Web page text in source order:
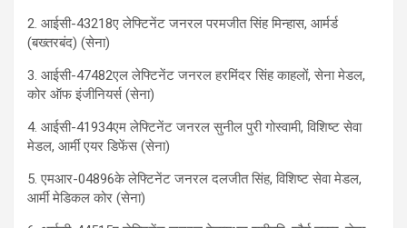
2. आईसी-43218ए लेफ्टिनेंट जनरल परमजीत सिंह मिन्हास, आर्मर्ड
(बख्तरबंद) (सेना)
3. आईसी-47482एल लेफ्टिनेंट जनरल हरमिंदर सिंह काहलों, सेना मेडल,
कोर ऑफ इंजीनियर्स (सेना)
4. आईसी-41934एम लेफ्टिनेंट जनरल सुनील पुरी गोस्वामी, विशिष्ट सेवा
मेडल, आर्मी एयर डिफेंस (सेना)
5. एमआर-04896के लेफ्टिनेंट जनरल दलजीत सिंह, विशिष्ट सेवा मेडल,
आर्मी मेडिकल कोर (सेना)